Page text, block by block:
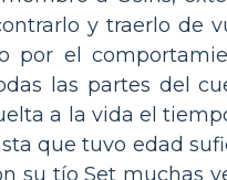
y traerlo de
por el
las partes del
a la vida el
que tuvo edad
su tío Set muchas